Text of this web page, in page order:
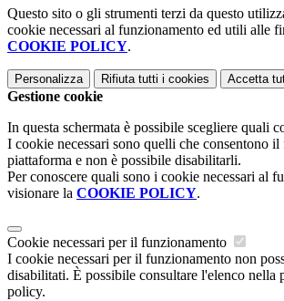
Questo sito o gli strumenti terzi da questo
cookie necessari al funzionamento ed utili alle
COOKIE POLICY.
Personalizza Rifiuta tutti i cookies Accetta
Gestione cookie
In questa schermata è possibile scegliere quali
I cookie necessari sono quelli che consentono
piattaforma e non è possibile disabilitarli.
Per conoscere quali sono i cookie necessari al
visionare la COOKIE POLICY.
Cookie necessari per il funzionamento
I cookie necessari per il funzionamento non
disabilitati. È possibile consultare l'elenco nella
policy.